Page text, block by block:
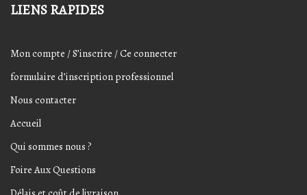
LIENS RAPIDES
Mon compte / S’inscrire / Ce connecter
formulaire d’inscription professionnel
Nous contacter
Accueil
Qui sommes nous ?
Foire Aux Questions